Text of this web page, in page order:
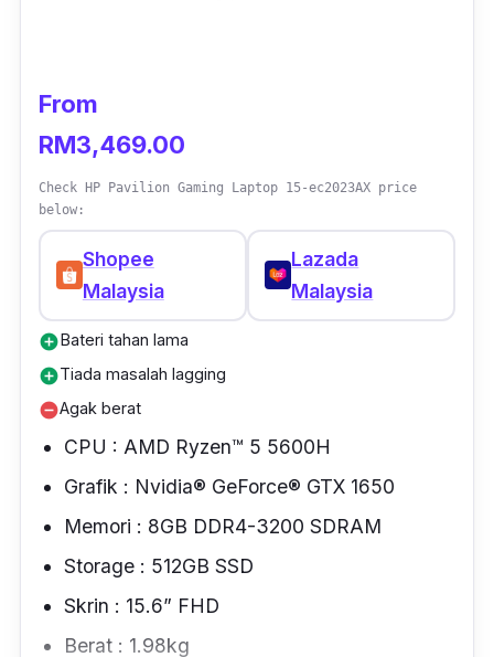
From
RM3,469.00
Check HP Pavilion Gaming Laptop 15-ec2023AX price
below:
Shopee
Malaysia
Lazada
Malaysia
add_circleBateri tahan lama
add_circleTiada masalah lagging
remove_circleAgak berat
CPU : AMD Ryzen™ 5 5600H
Grafik : Nvidia® GeForce® GTX 1650
Memori : 8GB DDR4-3200 SDRAM
Storage : 512GB SSD
Skrin : 15.6” FHD
Berat : 1.98kg